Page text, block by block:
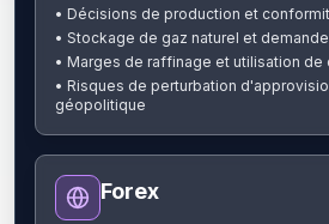
• Décisions de production et
• Stockage de gaz naturel et
• Marges de raffinage et utilisation de
• Risques de perturbation
géopolitique
Forex